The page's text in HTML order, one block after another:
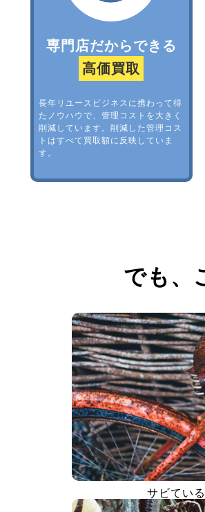
専門店だからできる
高価買取
長年リユースビジネスに携わって得
たノウハウで、管理コストを大きく
削減しています。削減した管理コス
トはすべて買取額に反映していま
す。
でも、
サビている